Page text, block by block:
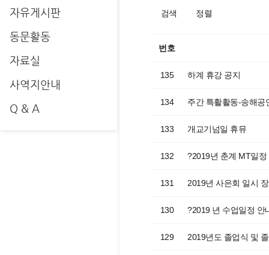
자유게시판
동문활동
자료실
사역지안내
Q & A
검색 정렬
번호
135 하계 휴강 공지
134 주간 특활활동-송해공
133 개교기넘일 휴뮤
132 ?2019년 춘계 MT일정
131 2019년 사은회 일시
130 ?2019 년 수업일정 안
129 2019년도 졸업식 및